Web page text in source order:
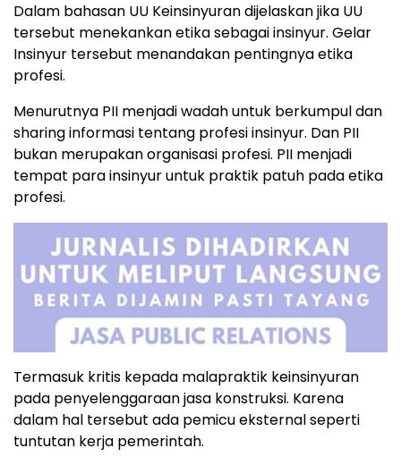
Dalam bahasan UU Keinsinyuran dijelaskan jika UU
tersebut menekankan etika sebagai insinyur. Gelar
Insinyur tersebut menandakan pentingnya etika
profesi.
Menurutnya PII menjadi wadah untuk berkumpul dan
sharing informasi tentang profesi insinyur. Dan PII
bukan merupakan organisasi profesi. PII menjadi
tempat para insinyur untuk praktik patuh pada etika
profesi.
Termasuk kritis kepada malapraktik keinsinyuran
pada penyelenggaraan jasa konstruksi. Karena
dalam hal tersebut ada pemicu eksternal seperti
tuntutan kerja pemerintah.